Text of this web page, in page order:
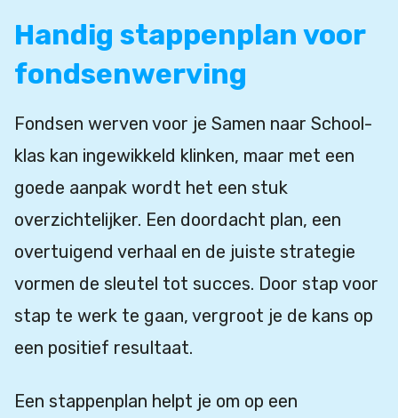
Handig stappenplan voor
fondsenwerving
Fondsen werven voor je Samen naar School-
klas kan ingewikkeld klinken, maar met een
goede aanpak wordt het een stuk
overzichtelijker. Een doordacht plan, een
overtuigend verhaal en de juiste strategie
vormen de sleutel tot succes. Door stap voor
stap te werk te gaan, vergroot je de kans op
een positief resultaat.
Een stappenplan helpt je om op een